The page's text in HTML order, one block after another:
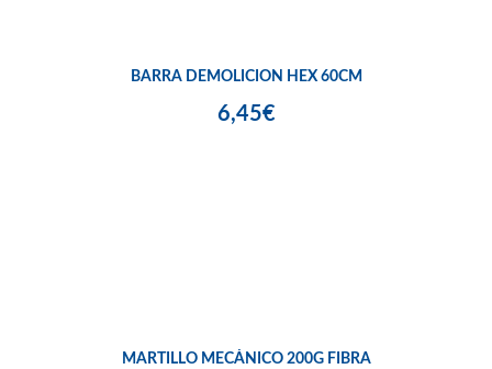
BARRA DEMOLICION HEX 60CM
6,45€
MARTILLO MECÁNICO 200G FIBRA